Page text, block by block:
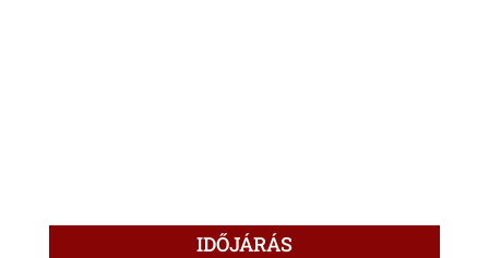
IDŐJÁRÁS